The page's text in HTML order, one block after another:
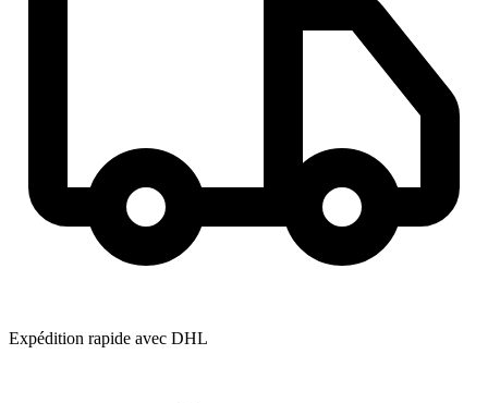
Expédition rapide avec DHL